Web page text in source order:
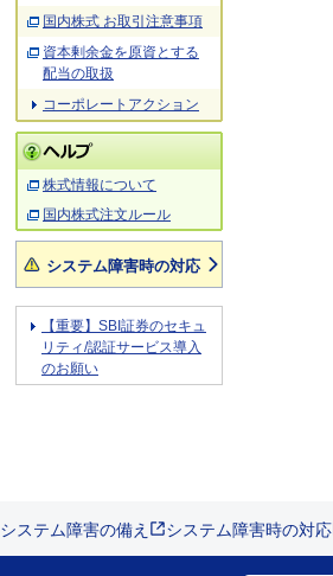
国内株式 お取引注意事項
資本剰余金を原資とする
配当の取扱
コーポレートアクション
株式情報について
国内株式注文ルール
システム障害時の対応
【重要】SBI証券のセキュ
リティ/認証サービス導入
のお願い
システム障害の備え システム障害時の対応